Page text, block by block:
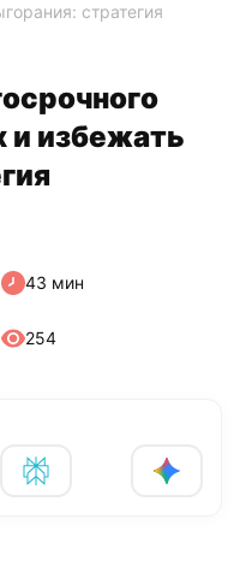
стратегия
и избежать
43 мин
254